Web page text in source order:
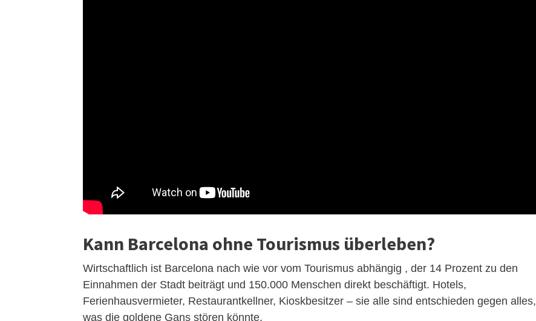
Kann Barcelona ohne Tourismus überleben?
Wirtschaftlich ist Barcelona nach wie vor vom Tourismus abhängig , der 14 Prozent zu den
Einnahmen der Stadt beiträgt und 150.000 Menschen direkt beschäftigt. Hotels,
Ferienhausvermieter, Restaurantkellner, Kioskbesitzer – sie alle sind entschieden gegen alles,
was die goldene Gans stören könnte.